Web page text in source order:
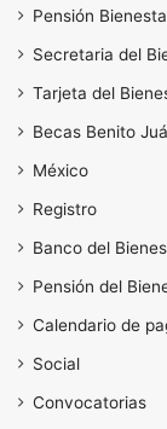
Pensión
Secretaria del
Tarjeta del
Becas Benito
México
Registro
Banco del
Pensión del
Calendario de
Social
Convocatorias